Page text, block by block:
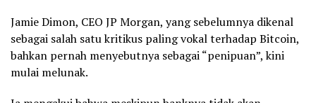
Jamie Dimon, CEO JP Morgan, yang sebelumnya dikenal
sebagai salah satu kritikus paling vokal terhadap Bitcoin,
bahkan pernah menyebutnya sebagai “penipuan”, kini
mulai melunak.